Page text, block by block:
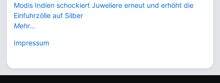
Modis Indien schockiert Juweliere erneut und erhöht die
Einfuhrzölle auf Silber
Mehr...
Impressum